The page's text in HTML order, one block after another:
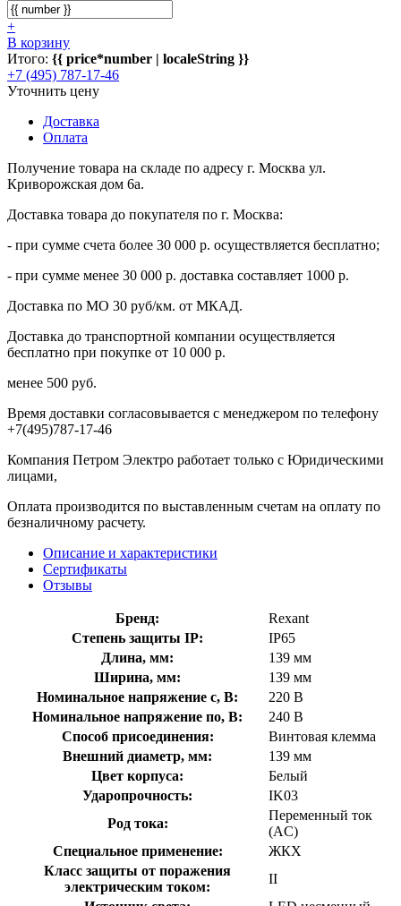
+
В корзину
Итого: {{ price*number | localeString }}
+7 (495) 787-17-46
Уточнить цену
Доставка
Оплата
Получение товара на складе по адресу г. Москва ул.
Криворожская дом 6а.
Доставка товара до покупателя по г. Москва:
- при сумме счета более 30 000 р. осуществляется бесплатно;
- при сумме менее 30 000 р. доставка составляет 1000 р.
Доставка по МО 30 руб/км. от МКАД.
Доставка до транспортной компании осуществляется
бесплатно при покупке от 10 000 р.
менее 500 руб.
Время доставки согласовывается с менеджером по телефону
+7(495)787-17-46
Компания Петром Электро работает только с Юридическими
лицами,
Оплата производится по выставленным счетам на оплату по
безналичному расчету.
Описание и характеристики
Сертификаты
Отзывы
Бренд:
Rexant
Степень защиты IP:
IP65
Длина, мм:
139 мм
Ширина, мм:
139 мм
Номинальное напряжение с, В:
220 В
Номинальное напряжение по, В:
240 В
Способ присоединения:
Винтовая клемма
Внешний диаметр, мм:
139 мм
Цвет корпуса:
Белый
Ударопрочность:
IK03
Род тока:
Переменный ток
(AC)
Специальное применение:
ЖКХ
Класс защиты от поражения
электрическим током:
II